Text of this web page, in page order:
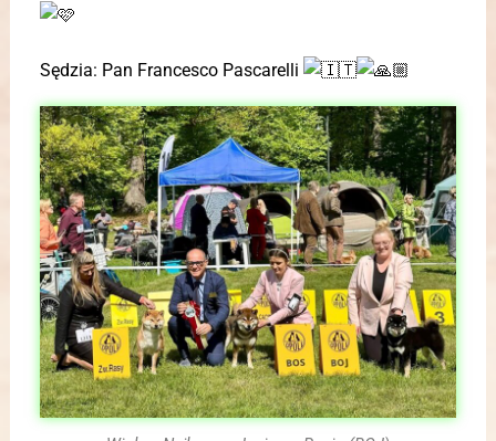
Sędzia: Pan Francesco Pascarelli